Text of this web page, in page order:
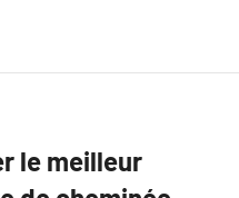
le meilleur